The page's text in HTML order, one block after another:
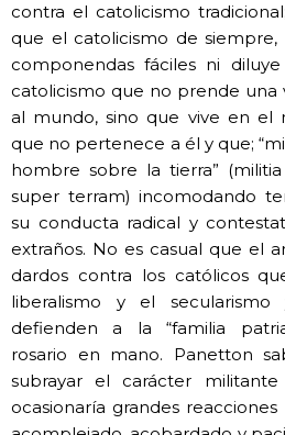
contra el catolicismo
que el catolicismo de
componendas fáciles ni
catolicismo que no prende una
al mundo, sino que vive en el
que no pertenece a él y que;
hombre sobre la tierra”
super terram) incomodando
su conducta radical y
extraños. No es casual que el
dardos contra los católicos
liberalismo y el secularismo
defienden a la “familia
rosario en mano. Panetton
subrayar el carácter
ocasionaría grandes